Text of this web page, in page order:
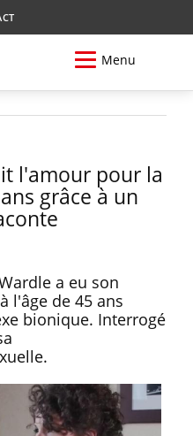
Menu
l'amour pour la
grâce à un
a eu son
l'âge de 45 ans
bionique. Interrogé